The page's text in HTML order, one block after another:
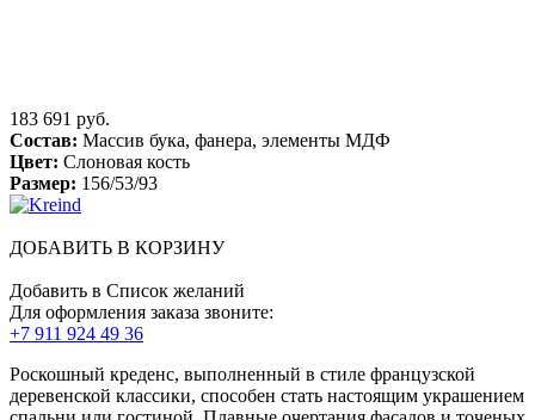
183 691 руб.
Состав: Массив бука, фанера, элементы МДФ
Цвет: Слоновая кость
Размер: 156/53/93
ДОБАВИТЬ В КОРЗИНУ
Добавить в Список желаний
Для оформления заказа звоните:
+7 911 924 49 36
Роскошный креденс, выполненный в стиле французской
деревенской классики, способен стать настоящим украшением